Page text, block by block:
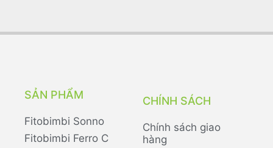
SẢN PHẨM
Fitobimbi Sonno
Fitobimbi Ferro C
CHÍNH SÁCH
Chính sách giao
hàng